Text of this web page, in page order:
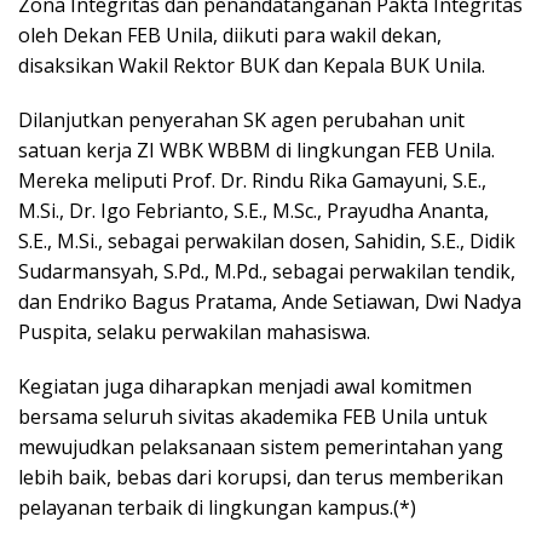
oleh Dekan FEB Unila, diikuti para wakil dekan,
disaksikan Wakil Rektor BUK dan Kepala BUK Unila.
Dilanjutkan penyerahan SK agen perubahan unit
satuan kerja ZI WBK WBBM di lingkungan FEB Unila.
Mereka meliputi Prof. Dr. Rindu Rika Gamayuni, S.E.,
M.Si., Dr. Igo Febrianto, S.E., M.Sc., Prayudha Ananta,
S.E., M.Si., sebagai perwakilan dosen, Sahidin, S.E., Didik
Sudarmansyah, S.Pd., M.Pd., sebagai perwakilan tendik,
dan Endriko Bagus Pratama, Ande Setiawan, Dwi Nadya
Puspita, selaku perwakilan mahasiswa.
Kegiatan juga diharapkan menjadi awal komitmen
bersama seluruh sivitas akademika FEB Unila untuk
mewujudkan pelaksanaan sistem pemerintahan yang
lebih baik, bebas dari korupsi, dan terus memberikan
pelayanan terbaik di lingkungan kampus.(*)